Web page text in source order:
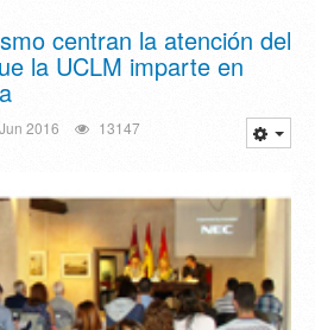
centran la atención del
la UCLM imparte en
2016 13147